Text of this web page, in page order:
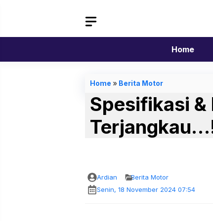
Home
Home » Berita Motor
Spesifikasi &
Ardian
Berita Motor
Senin, 18 November 2024 07:54